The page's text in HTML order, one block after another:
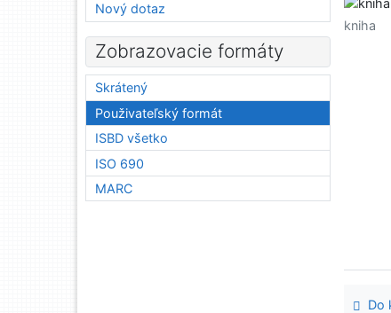
kniha
Do
Nový dotaz
Zobrazovacie formáty
Skrátený
Použivateľský formát
ISBD všetko
ISO 690
MARC